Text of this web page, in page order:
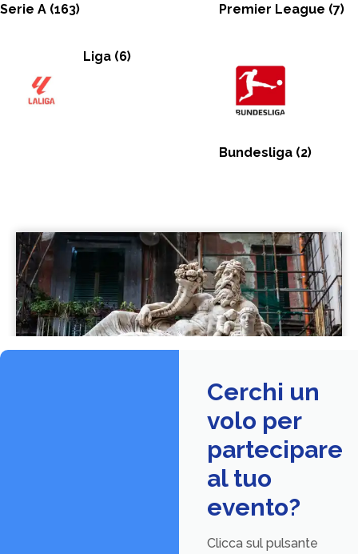
Serie A (163) Premier League (7)
Liga (6)
Bundesliga (2)
Cerchi un
volo per
partecipare
al tuo
evento?
Clicca sul pulsante